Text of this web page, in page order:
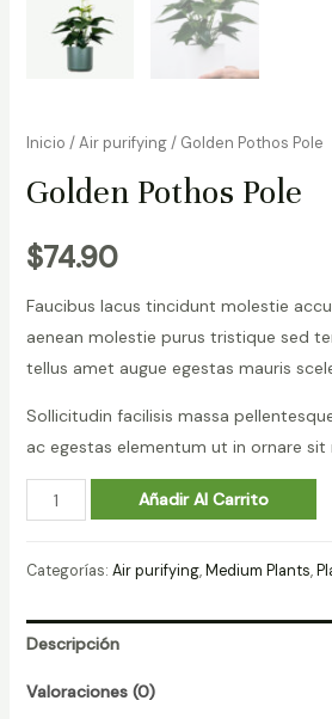
Inicio /Air purifying/ Golden Pothos Pole
Golden Pothos Pole
$74.90
Faucibus lacus tincidunt molestie
aenean molestie purus tristique sed
tellus amet augue egestas mauris
Sollicitudin facilisis massa
ac egestas elementum ut in ornare sit
Golden
Pothos
cantidad
Añadir Al Carrito
Categorías: Air purifying, Medium Plants,
Descripción
Valoraciones (0)